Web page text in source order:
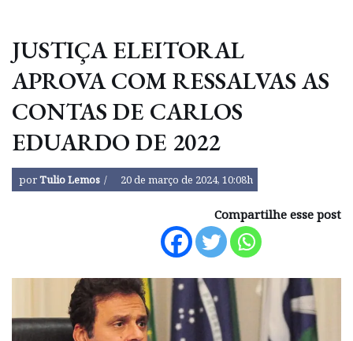
JUSTIÇA ELEITORAL
APROVA COM RESSALVAS AS
CONTAS DE CARLOS
EDUARDO DE 2022
porTulio Lemos 20 de março de 2024, 10:08h
Compartilhe esse post